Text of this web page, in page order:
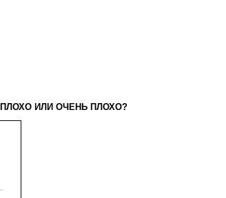
ИЛИ ОЧЕНЬ ПЛОХО?